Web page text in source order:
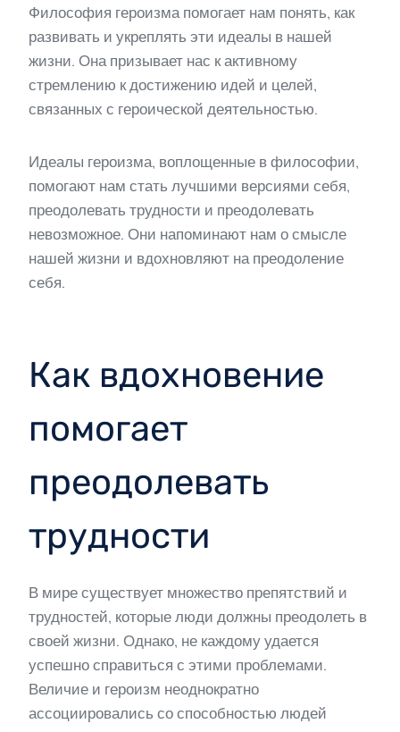
Философия героизма помогает нам понять, как
развивать и укреплять эти идеалы в нашей
жизни. Она призывает нас к активному
стремлению к достижению идей и целей,
связанных с героической деятельностью.
Идеалы героизма, воплощенные в философии,
помогают нам стать лучшими версиями себя,
преодолевать трудности и преодолевать
невозможное. Они напоминают нам о смысле
нашей жизни и вдохновляют на преодоление
себя.
Как вдохновение
помогает
преодолевать
трудности
В мире существует множество препятствий и
трудностей, которые люди должны преодолеть в
своей жизни. Однако, не каждому удается
успешно справиться с этими проблемами.
Величие и героизм неоднократно
ассоциировались со способностью людей